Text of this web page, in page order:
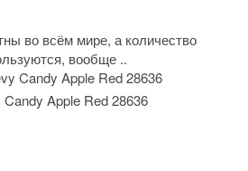
во всём мире, а количество
вообще ..
Apple Red 28636